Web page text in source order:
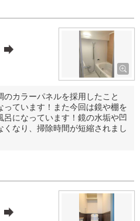
カラーパネルを採用したこと
ています！また今回は鏡や棚を
になっています！鏡の水垢や凹
なり、掃除時間が短縮されまし